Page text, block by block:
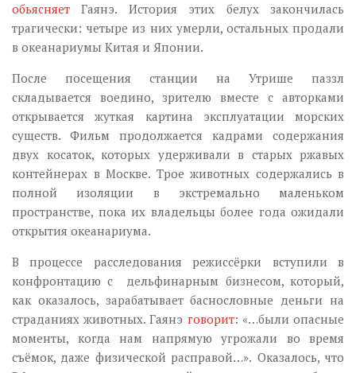
обьясняет Гаянэ. История этих белух закончилась
трагически: четыре из них умерли, остальных продали
в океанариумы Китая и Японии.
После посещения станции на Утрише паззл
складывается воедино, зрителю вместе с авторками
открывается жуткая картина эксплуатации морских
существ. Фильм продолжается кадрами содержания
двух косаток, которых удерживали в старых ржавых
контейнерах в Москве. Трое животных содержались в
полной изоляции в экстремально маленьком
пространстве, пока их владельцы более года ожидали
открытия океанариума.
В процессе расследования режиссёрки вступили в
конфронтацию с дельфинарным бизнесом, который,
как оказалось, зарабатывает баснословные деньги на
страданиях животных. Гаянэ говорит: «…были опасные
моменты, когда нам напрямую угрожали во время
съёмок, даже физической расправой…». Оказалось, что